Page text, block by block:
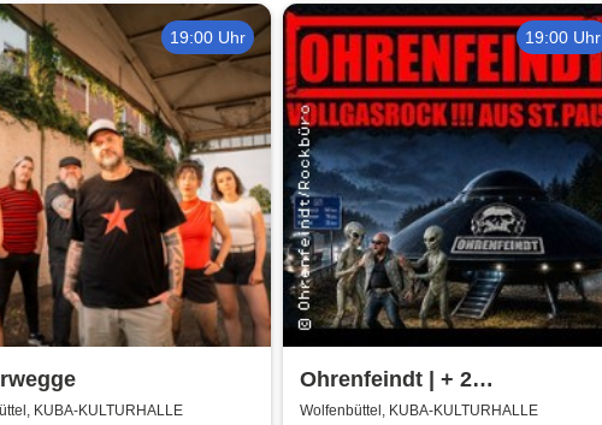
19:00 Uhr
KUBA-KULTURHALLE
19:00 Uhr
Ohrenfeindt | + 2
Supportbands
Wolfenbüttel, KUBA-KULTURHALLE